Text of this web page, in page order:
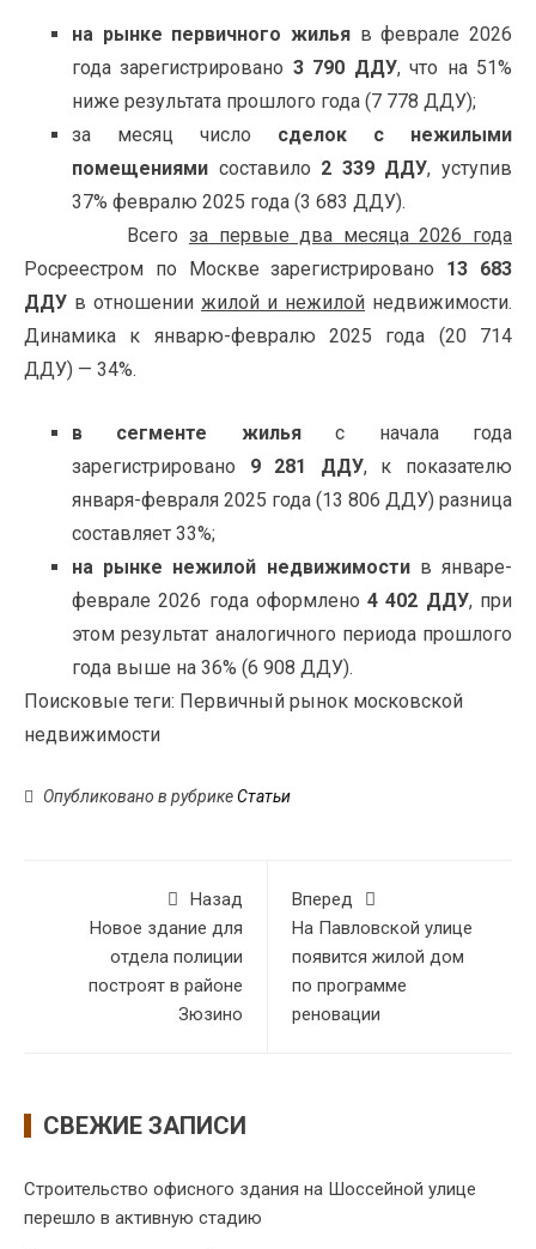
на рынке первичного жилья в феврале 2026
года зарегистрировано 3 790 ДДУ, что на 51%
ниже результата прошлого года (7 778 ДДУ);
за месяц число сделок с нежилыми
помещениями составило 2 339 ДДУ, уступив
37% февралю 2025 года (3 683 ДДУ).
Всего за первые два месяца 2026 года
Росреестром по Москве зарегистрировано 13 683
ДДУ в отношении жилой и нежилой недвижимости.
Динамика к январю-февралю 2025 года (20 714
ДДУ) — 34%.
в сегменте жильяс начала года
зарегистрировано 9 281 ДДУ, к показателю
января-февраля 2025 года (13 806 ДДУ) разница
составляет 33%;
на рынке нежилой недвижимостив январе-
феврале 2026 года оформлено4 402 ДДУ, при
этом результат аналогичного периода прошлого
года выше на 36% (6 908 ДДУ).
Поисковые теги: Первичный рынок московской
недвижимости
Опубликовано в рубрикеСтатьи
Назад
Новое здание для
отдела полиции
построят в районе
Зюзино
Вперед
На Павловской улице
появится жилой дом
по программе
реновации
СВЕЖИЕ ЗАПИСИ
Строительство офисного здания на Шоссейной улице
перешло в активную стадию